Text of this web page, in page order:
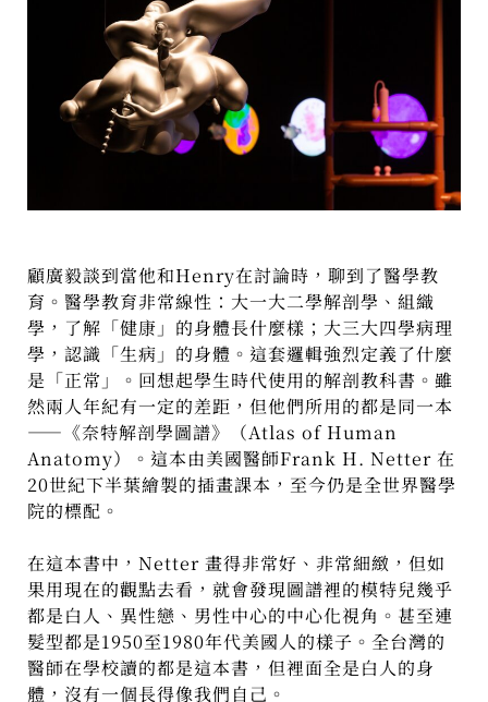
顧廣毅談到當他和Henry在討論時，聊到了醫學教
育。醫學教育非常線性：大一大二學解剖學、組織
學，了解「健康」的身體長什麼樣；大三大四學病理
學，認識「生病」的身體。這套邏輯強烈定義了什麼
是「正常」。回想起學生時代使用的解剖教科書。雖
然兩人年紀有一定的差距，但他們所用的都是同一本
——《奈特解剖學圖譜》（Atlas of Human
Anatomy）。這本由美國醫師Frank H. Netter 在
20世紀下半葉繪製的插畫課本，至今仍是全世界醫學
院的標配。
在這本書中，Netter 畫得非常好、非常細緻，但如
果用現在的觀點去看，就會發現圖譜裡的模特兒幾乎
都是白人、異性戀、男性中心的中心化視角。甚至連
髮型都是1950至1980年代美國人的樣子。全台灣的
醫師在學校讀的都是這本書，但裡面全是白人的身
體，沒有一個長得像我們自己。